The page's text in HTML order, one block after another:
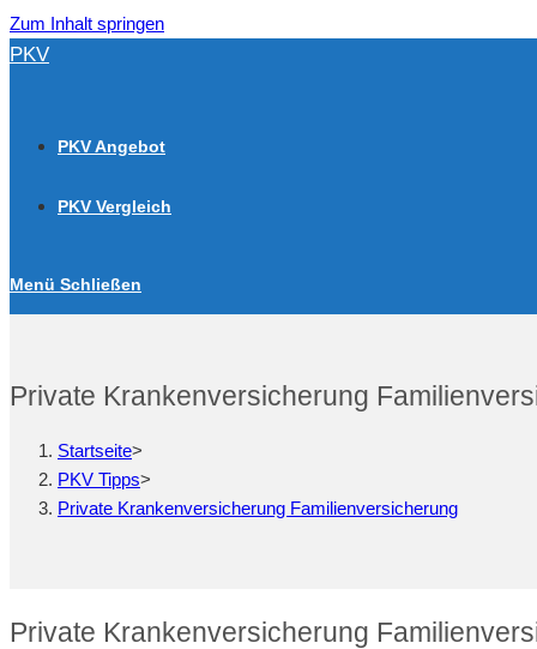
Zum Inhalt springen
PKV
PKV Angebot
PKV Vergleich
Menü Schließen
Private Krankenversicherung
Startseite>
PKV Tipps>
Private Krankenversicherung Familienversicherung
Private Krankenversicherung